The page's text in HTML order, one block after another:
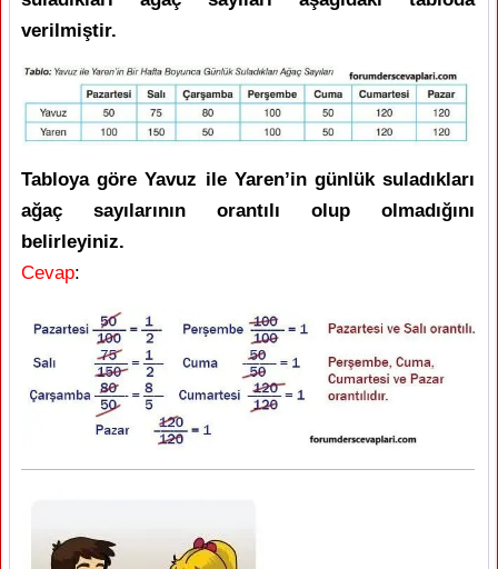
verilmiştir.
Tabloya göre Yavuz ile Yaren’in günlük suladıkları
ağaç sayılarının orantılı olup olmadığını
belirleyiniz.
Cevap: